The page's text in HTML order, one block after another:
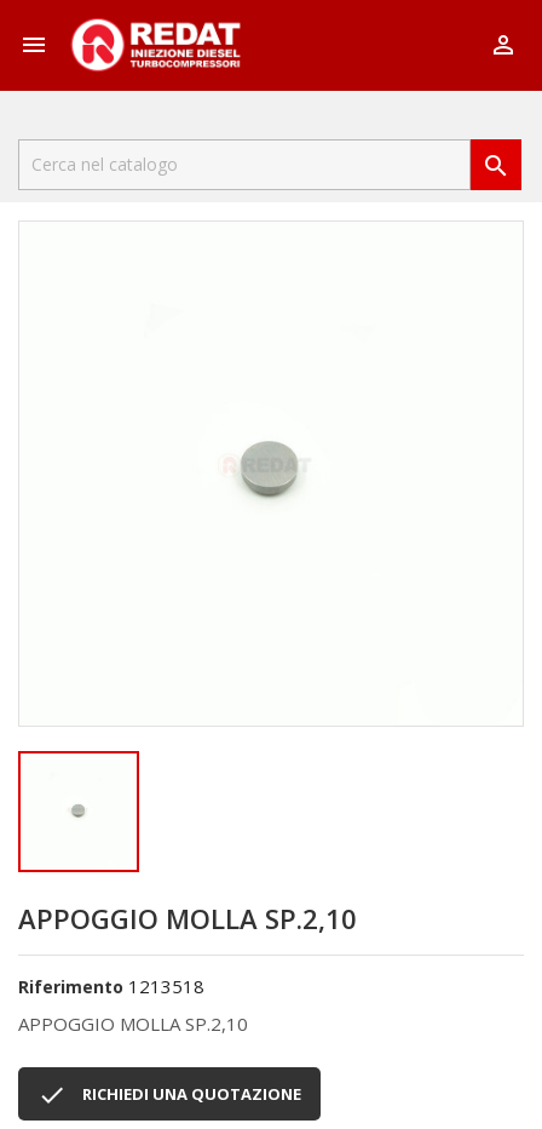
 

APPOGGIO MOLLA SP.2,10
Riferimento 1213518
APPOGGIO MOLLA SP.2,10
 RICHIEDI UNA QUOTAZIONE